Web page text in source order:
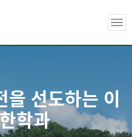
선도하는 이
학과